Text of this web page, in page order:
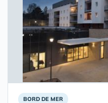
BORD DE MER